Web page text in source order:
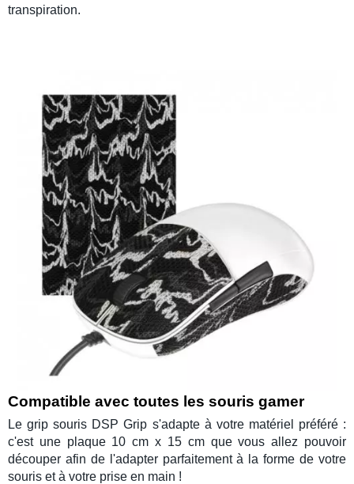
transpiration.
Compatible avec toutes les souris gamer
Legrip souris DSP Grip s'adapte à votre matériel préféré :
c'est une plaque 10 cm x 15 cm que vous allez pouvoir
découper afin de l'adapter parfaitement à la forme de votre
souris et à votre prise en main !